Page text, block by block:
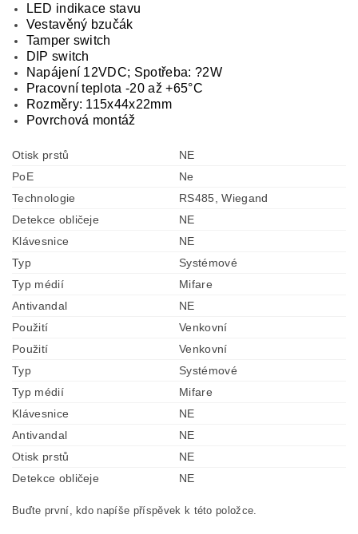
LED indikace stavu
Vestavěný bzučák
Tamper switch
DIP switch
Napájení 12VDC; Spotřeba: ?2W
Pracovní teplota -20 až +65°C
Rozměry: 115x44x22mm
Povrchová montáž
Otisk prstů
NE
PoE
Ne
Technologie
RS485, Wiegand
Detekce obličeje
NE
Klávesnice
NE
Typ
Systémové
Typ médií
Mifare
Antivandal
NE
Použití
Venkovní
Použití
Venkovní
Typ
Systémové
Typ médií
Mifare
Klávesnice
NE
Antivandal
NE
Otisk prstů
NE
Detekce obličeje
NE
Buďte první, kdo napíše příspěvek k této položce.